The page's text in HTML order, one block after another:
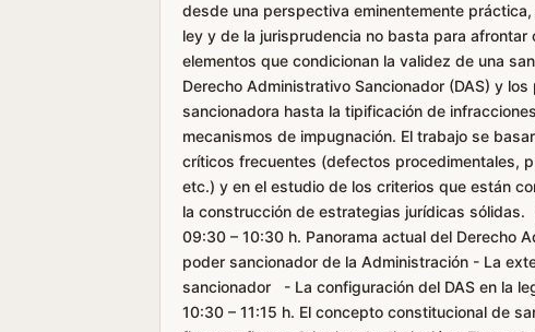
desde una perspectiva eminentemente
ley y de la jurisprudencia no basta para
elementos que condicionan la validez de una
Derecho Administrativo Sancionador (DAS) y
sancionadora hasta la tipificación de
mecanismos de impugnación. El trabajo se
críticos frecuentes (defectos procedimentales,
etc.) y en el estudio de los criterios que están
la construcción de estrategias jurídicas
09:30 – 10:30 h. Panorama actual del Derecho
poder sancionador de la Administración - La
sancionador - La configuración del DAS en la
10:30 – 11:15 h. El concepto constitucional de